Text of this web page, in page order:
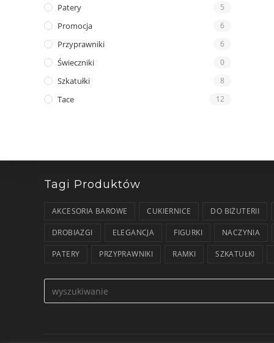
Patery 5
Promocja 6
Przyprawniki 6
Świeczniki 0
Szkatułki 8
Tace 12
Tagi Produktów
AKCESORIA BAROWE CUKIERNICE DO BIŻUTERII
DROBIAZGI ELEGANCJA FIGURKI NACZYNIA
PATERY PRZYPRAWNIKI RAMKI SZKATUŁKI
Formularz
wyszukiwania